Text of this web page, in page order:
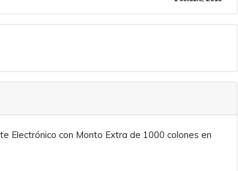
Electrónico con Monto Extra de 1000 colones en